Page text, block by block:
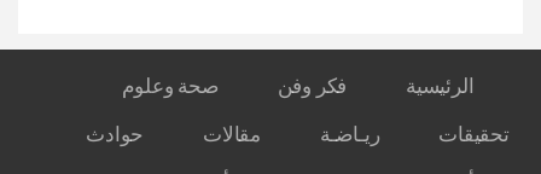
الرئيسية فكر وفن
صحة وعلوم
تحقيقات
ريـاضـة مقالات
حوادث